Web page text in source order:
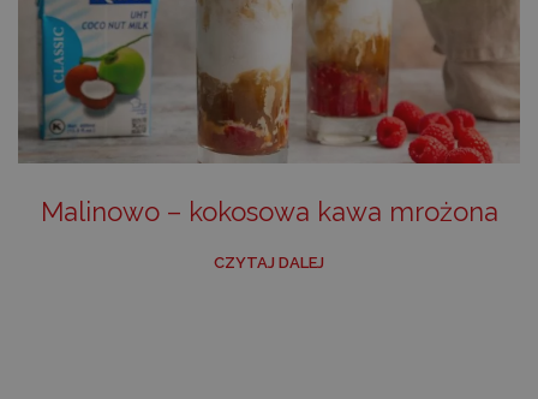
Malinowo – kokosowa kawa mrożona
CZYTAJ DALEJ